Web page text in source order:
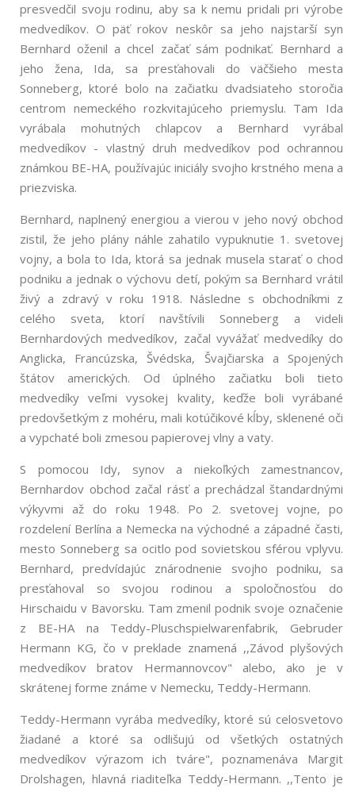
presvedčil svoju rodinu, aby sa k nemu pridali pri výrobe
medvedíkov. O päť rokov neskôr sa jeho najstarší syn
Bernhard oženil a chcel začať sám podnikať. Bernhard a
jeho žena, Ida, sa presťahovali do väčšieho mesta
Sonneberg, ktoré bolo na začiatku dvadsiateho storočia
centrom nemeckého rozkvitajúceho priemyslu. Tam Ida
vyrábala mohutných chlapcov a Bernhard vyrábal
medvedíkov - vlastný druh medvedíkov pod ochrannou
známkou BE-HA, používajúc iniciály svojho krstného mena a
priezviska.
Bernhard, naplnený energiou a vierou v jeho nový obchod
zistil, že jeho plány náhle zahatilo vypuknutie 1. svetovej
vojny, a bola to Ida, ktorá sa jednak musela starať o chod
podniku a jednak o výchovu detí, pokým sa Bernhard vrátil
živý a zdravý v roku 1918. Následne s obchodníkmi z
celého sveta, ktorí navštívili Sonneberg a videli
Bernhardových medvedíkov, začal vyvážať medvedíky do
Anglicka, Francúzska, Švédska, Švajčiarska a Spojených
štátov amerických. Od úplného začiatku boli tieto
medvedíky veľmi vysokej kvality, keďže boli vyrábané
predovšetkým z mohéru, mali kotúčikové kĺby, sklenené oči
a vypchaté boli zmesou papierovej vlny a vaty.
S pomocou Idy, synov a niekoľkých zamestnancov,
Bernhardov obchod začal rásť a prechádzal štandardnými
výkyvmi až do roku 1948. Po 2. svetovej vojne, po
rozdelení Berlína a Nemecka na východné a západné časti,
mesto Sonneberg sa ocitlo pod sovietskou sférou vplyvu.
Bernhard, predvídajúc znárodnenie svojho podniku, sa
presťahoval so svojou rodinou a spoločnosťou do
Hirschaidu v Bavorsku. Tam zmenil podnik svoje označenie
z BE-HA na Teddy-Pluschspielwarenfabrik, Gebruder
Hermann KG, čo v preklade znamená ,,Závod plyšových
medvedíkov bratov Hermannovcov" alebo, ako je v
skrátenej forme známe v Nemecku, Teddy-Hermann.
Teddy-Hermann vyrába medvedíky, ktoré sú celosvetovo
žiadané a ktoré sa odlišujú od všetkých ostatných
medvedíkov výrazom ich tváre", poznamenáva Margit
Drolshagen, hlavná riaditeľka Teddy-Hermann. ,,Tento je